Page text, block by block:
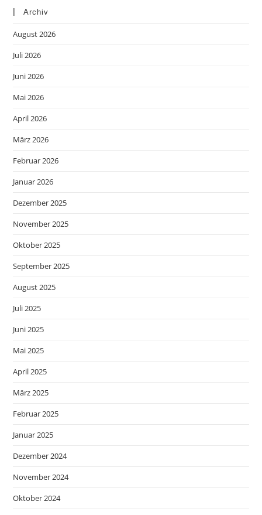
Archiv
August 2026
Juli 2026
Juni 2026
Mai 2026
April 2026
März 2026
Februar 2026
Januar 2026
Dezember 2025
November 2025
Oktober 2025
September 2025
August 2025
Juli 2025
Juni 2025
Mai 2025
April 2025
März 2025
Februar 2025
Januar 2025
Dezember 2024
November 2024
Oktober 2024